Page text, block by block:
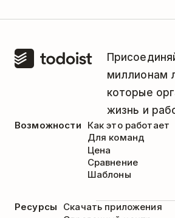
миллионам
которые
жизнь и
Возможности
Как это работает
Для команд
Цена
Сравнение
Шаблоны
Ресурсы
Скачать приложения